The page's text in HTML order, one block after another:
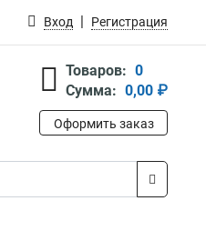
Вход Регистрация
Товаров: 0
Сумма: 0,00 ₽
Оформить заказ